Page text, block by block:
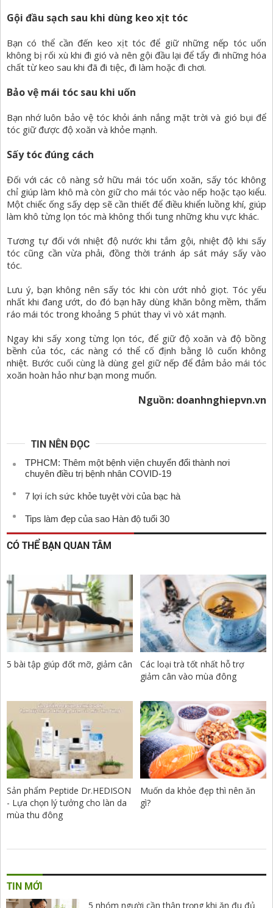
Gội đầu sạch sau khi dùng keo xịt tóc
Bạn có thể cần đến keo xịt tóc để giữ những nếp tóc uốn
không bị rối xù khi đi gió và nên gội đầu lại để tẩy đi những hóa
chất từ keo sau khi đã đi tiệc, đi làm hoặc đi chơi.
Bảo vệ mái tóc sau khi uốn
Bạn nhớ luôn bảo vệ tóc khỏi ánh nắng mặt trời và gió bụi để
tóc giữ được độ xoăn và khỏe mạnh.
Sấy tóc đúng cách
Đối với các cô nàng sở hữu mái tóc uốn xoăn, sấy tóc không
chỉ giúp làm khô mà còn giữ cho mái tóc vào nếp hoặc tạo kiểu.
Một chiếc ống sấy dẹp sẽ cần thiết để điều khiển luồng khí, giúp
làm khô từng lọn tóc mà không thổi tung những khu vực khác.
Tương tự đối với nhiệt độ nước khi tắm gội, nhiệt độ khi sấy
tóc cũng cần vừa phải, đồng thời tránh áp sát máy sấy vào
tóc.
Lưu ý, bạn không nên sấy tóc khi còn ướt nhỏ giọt. Tóc yếu
nhất khi đang ướt, do đó bạn hãy dùng khăn bông mềm, thấm
ráo mái tóc trong khoảng 5 phút thay vì vò xát mạnh.
Ngay khi sấy xong từng lọn tóc, để giữ độ xoăn và độ bồng
bềnh của tóc, các nàng có thể cố định bằng lô cuốn không
nhiệt. Bước cuối cùng là dùng gel giữ nếp để đảm bảo mái tóc
xoăn hoàn hảo như bạn mong muốn.
Nguồn: doanhnghiepvn.vn
TIN NÊN ĐỌC
TPHCM: Thêm một bệnh viện chuyển đổi thành nơi
chuyên điều trị bệnh nhân COVID-19
7 lợi ích sức khỏe tuyệt vời của bạc hà
Tips làm đẹp của sao Hàn độ tuổi 30
CÓ THỂ BẠN QUAN TÂM
5 bài tập giúp đốt mỡ, giảm cân
Các loại trà tốt nhất hỗ trợ
giảm cân vào mùa đông
Sản phẩm Peptide Dr.HEDISON
- Lựa chọn lý tưởng cho làn da
mùa thu đông
Muốn da khỏe đẹp thì nên ăn
gì?
TIN MỚI
5 nhóm người cần thận trọng khi ăn đu đủ